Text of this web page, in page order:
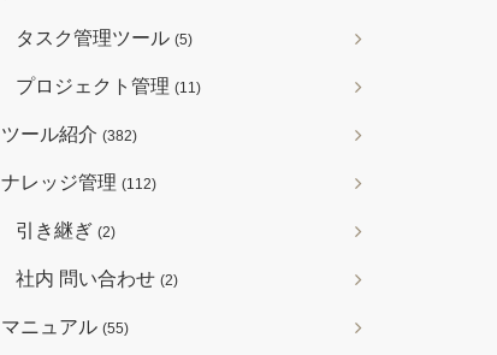
タスク管理ツール (5)
プロジェクト管理 (11)
ツール紹介 (382)
ナレッジ管理 (112)
引き継ぎ (2)
社内 問い合わせ (2)
マニュアル (55)